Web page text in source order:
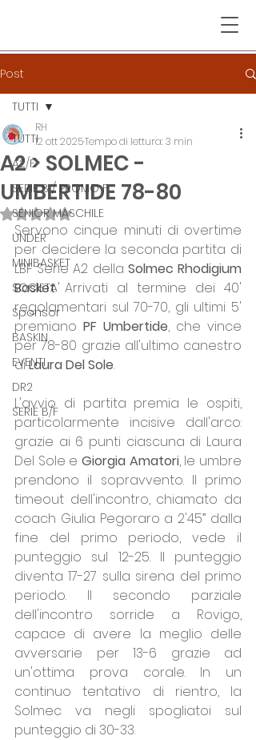
Post
TUTTI
A2/F
SERIE B / PROMO F
SENIOR MASCHILE
UNDER
MINIBASKET
SOCIETA'
Sponsor
BASKIN
EVENTI
DR2
SERIE B/F
TUTTI
A2 > SOLMEC -
UMBERTIDE 78-80
RH
12 ott 2025Tempo di lettura: 3 min
Valutazione NaN stelle su 5.
Servono cinque minuti di overtime
per decidere la seconda partita di
LBF Serie A2 della Solmec Rhodigium
Basket. Arrivati al termine dei 40'
regolamentari sul 70-70, gli ultimi 5'
premiano PF Umbertide, che vince
per 78-80 grazie all'ultimo canestro
di Laura Del Sole.
L'avvio di partita premia le ospiti,
particolarmente incisive dall'arco:
grazie ai 6 punti ciascuna di Laura
Del Sole e Giorgia Amatori, le umbre
prendono il sopravvento. Il primo
timeout dell'incontro, chiamato da
coach Giulia Pegoraro a 2'45” dalla
fine del primo periodo, vede il
punteggio sul 12-25. Il punteggio
diventa 17-27 sulla sirena del primo
periodo. Il secondo parziale
dell'incontro sorride a Rovigo,
capace di avere la meglio delle
avversarie per 13-6 grazie ad
un'ottima prova corale. In un
continuo tentativo di rientro, la
Solmec va negli spogliatoi sul
punteggio di 30-33.